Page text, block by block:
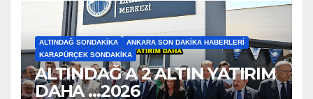
ALTINDAĞ SONDAKIKA
ANKARA SON DAKIKA HABERLERI
KARAPÜRÇEK SONDAKIKA
ALTINDAĞ A 2 ALTIN YATIRIM
DAHA …2026